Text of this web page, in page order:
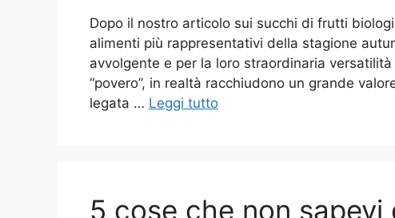
Dopo il nostro articolo sui succhi di frutti
alimenti più rappresentativi della stagione
avvolgente e per la loro straordinaria
“povero”, in realtà racchiudono un grande
legata … Leggi tutto
5 cose che non